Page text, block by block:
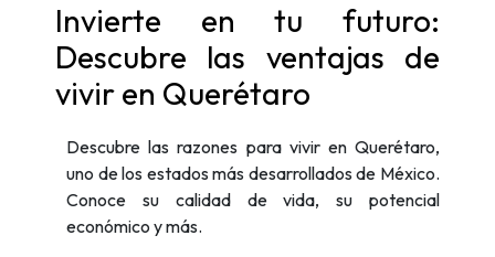
Invierte en tu futuro:
Descubre las ventajas de
vivir en Querétaro
Descubre las razones para vivir en Querétaro,
uno de los estados más desarrollados de México.
Conoce su calidad de vida, su potencial
económico y más.